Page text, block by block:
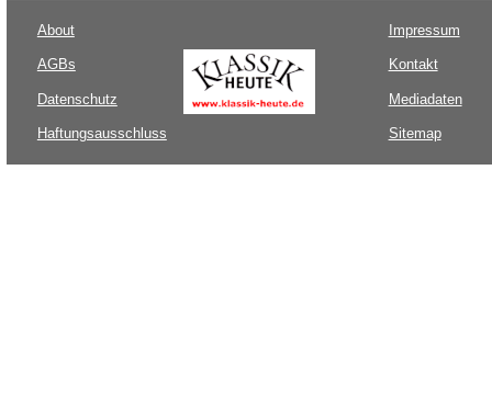
About
AGBs
Datenschutz
Haftungsausschluss
Impressum
Kontakt
Mediadaten
Sitemap